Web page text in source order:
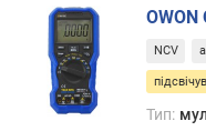
о
г
и
х
OWON
NCV
Тип: